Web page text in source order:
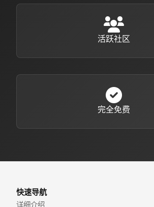
活跃社区
完全免费
快速导航
详细介绍